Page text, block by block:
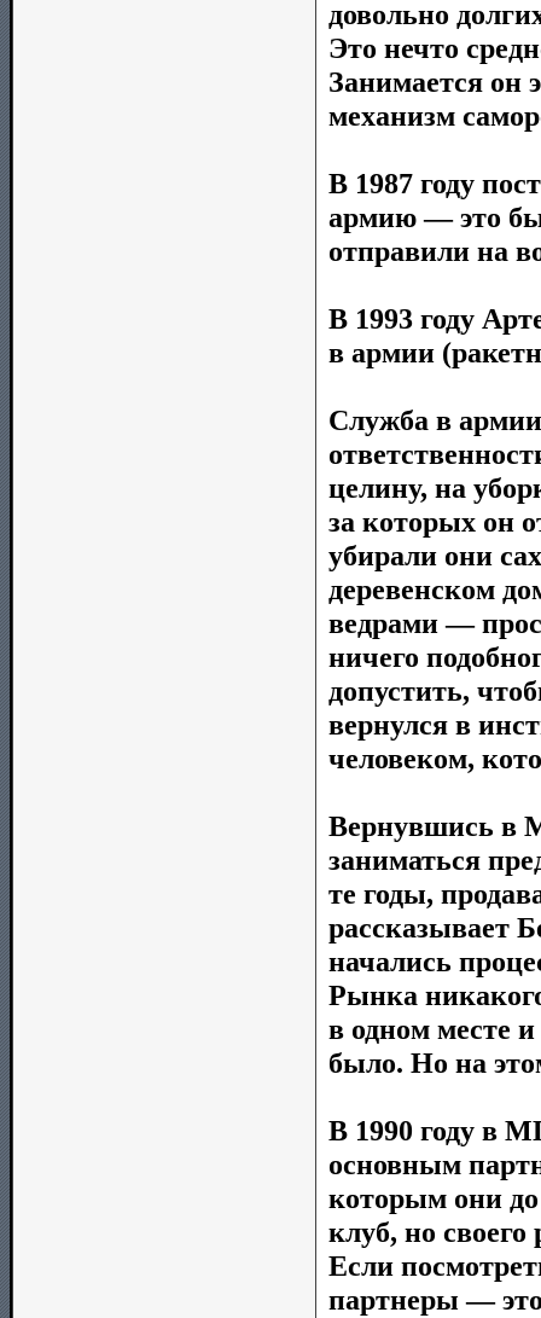
довольно
Это нечто
Занимается он
механизм
В 1987 году
армию — это
отправили на
В 1993 году
в армии
Служба в
целину, на
за которых он
убирали они
деревенском
ведрами —
ничего
допустить,
вернулся в
человеком,
Вернувшись в
заниматься
те годы,
рассказывает
начались
Рынка
в одном месте
было. Но на
В 1990 году в
основным
которым они
клуб, но
Если
партнеры —